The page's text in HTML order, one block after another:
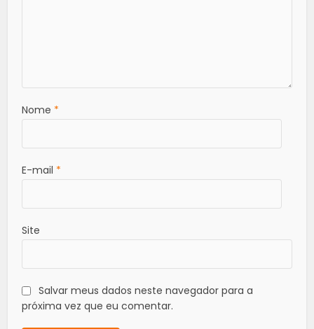
Nome *
E-mail *
Site
Salvar meus dados neste navegador para a
próxima vez que eu comentar.